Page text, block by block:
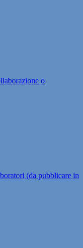
o
(da pubblicare in